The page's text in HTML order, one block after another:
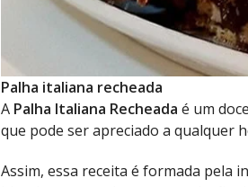
Palha italiana recheada
A Palha Italiana Recheada é um
que pode ser apreciado a qualquer
Assim, essa receita é formada pela